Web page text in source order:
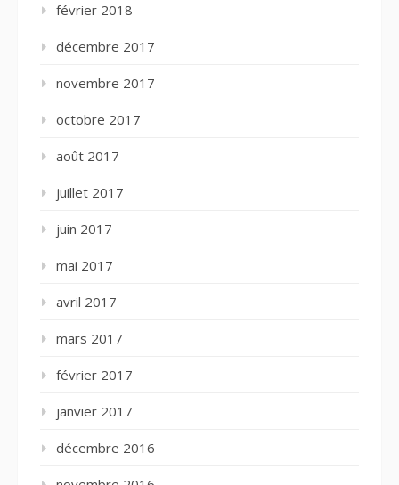
février 2018
décembre 2017
novembre 2017
octobre 2017
août 2017
juillet 2017
juin 2017
mai 2017
avril 2017
mars 2017
février 2017
janvier 2017
décembre 2016